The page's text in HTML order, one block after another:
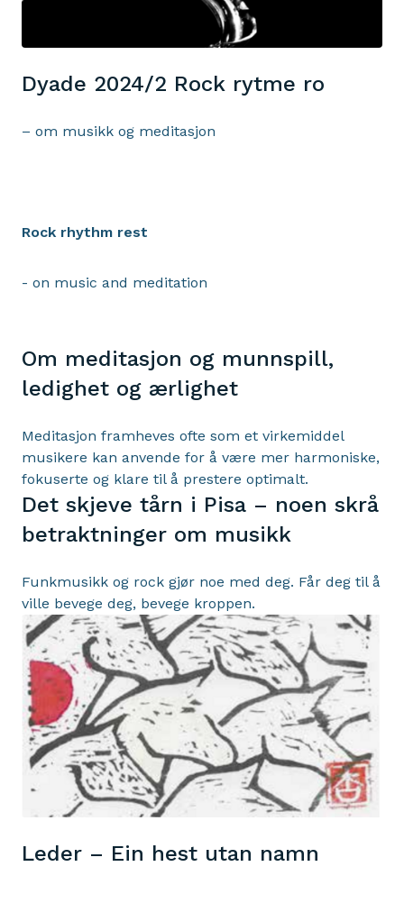
Dyade 2024/2 Rock rytme ro
– om musikk og meditasjon
Rock rhythm rest
- on music and meditation
Om meditasjon og munnspill,
ledighet og ærlighet
Meditasjon framheves ofte som et virkemiddel
musikere kan anvende for å være mer harmoniske,
fokuserte og klare til å prestere optimalt.
Det skjeve tårn i Pisa – noen skrå
betraktninger om musikk
Funkmusikk og rock gjør noe med deg. Får deg til å
ville bevege deg, bevege kroppen.
Leder – Ein hest utan namn